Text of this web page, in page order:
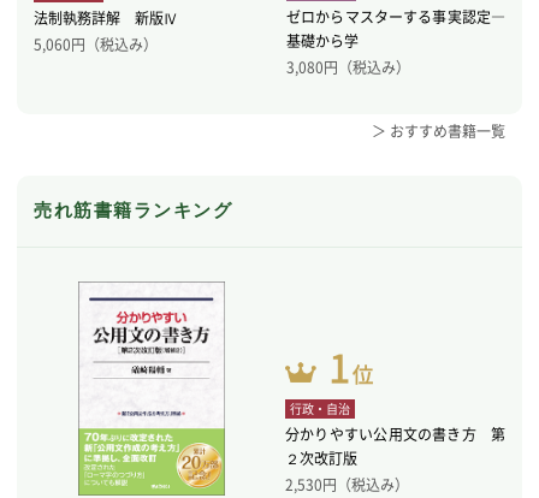
法制執務詳解 新版Ⅳ
5,060円（税込み）
ゼロからマスターする事実認定―
基礎から学
3,080円（税込み）
＞ おすすめ書籍一覧
売れ筋書籍ランキング
行政・自治
分かりやすい公用文の書き方 第
２次改訂版
2,530円（税込み）